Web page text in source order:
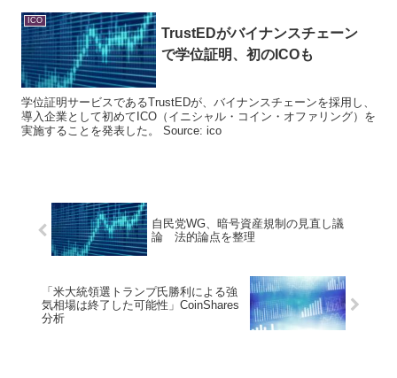
ICO
TrustEDがバイナンスチェーン
で学位証明、初の ICOも
学位証明サービスであるTrustEDが、バイナンスチェーンを採用し、
導入企業として初めてICO（イニシャル・コイン・オファリング）を
実施することを発表した。 Source: ico
自民党WG、暗号資産規制の見直し議
論 法的論点を整理
「米大統領選トランプ氏勝利による強
気相場は終了した可能性」CoinShares
分析